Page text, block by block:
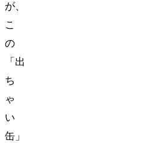
が、
こ
の
「出
ち
ゃ
い
缶」